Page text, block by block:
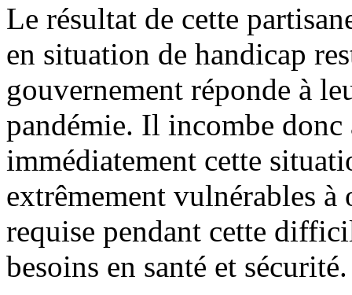
Le résultat de cette
en situation de handicap
gouvernement réponde à
pandémie. Il incombe
immédiatement cette
extrêmement vulnérables
requise pendant cette
besoins en santé et sécurité.